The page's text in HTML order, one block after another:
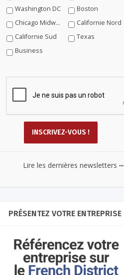
Washington DC
Boston
Chicago Midwest
Californie Nord
Californie Sud
Texas
Business
Lire les dernières newsletters ...
PRÉSENTEZ VOTRE ENTREPRISE